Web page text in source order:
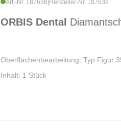
Art.-Nr. 187638 Hersteller-Nr. 187638
ORBIS Dental
Oberflächenbearbeitung, Typ Figur
Inhalt: 1 Stück